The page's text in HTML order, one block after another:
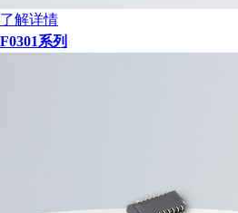
了解详情
F0301系列